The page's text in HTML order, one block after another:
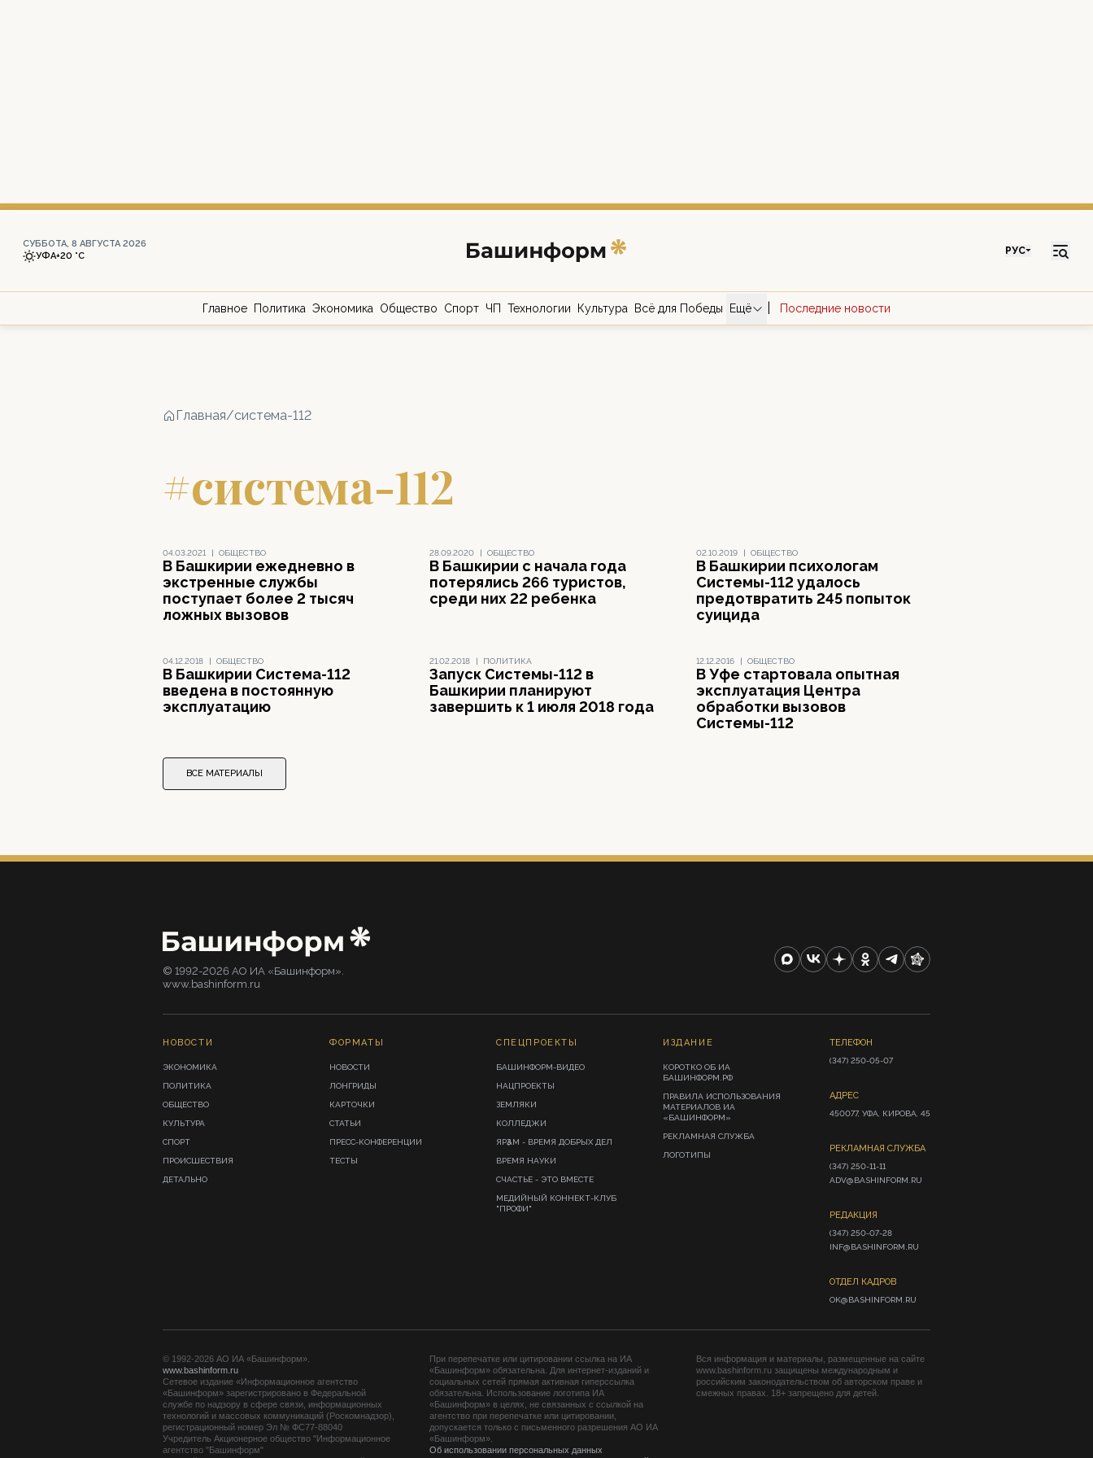
СУББОТА, 8 АВГУСТА 2026
УФА+20 °С РУС
Главное Политика Экономика Общество Спорт ЧП Технологии Культура Всё для Победы Ещё Последние новости
Главная/система-112
#система-112
04.03.2021 | ОБЩЕСТВО
В Башкирии ежедневно в
экстренные службы
поступает более 2 тысяч
ложных вызовов
28.09.2020 | ОБЩЕСТВО
В Башкирии с начала года
потерялись 266 туристов,
среди них 22 ребенка
02.10.2019 | ОБЩЕСТВО
В Башкирии психологам
Системы-112 удалось
предотвратить 245 попыток
суицида
04.12.2018 | ОБЩЕСТВО
В Башкирии Система-112
введена в постоянную
эксплуатацию
21.02.2018 | ПОЛИТИКА
Запуск Системы-112 в
Башкирии планируют
завершить к 1 июля 2018 года
12.12.2016 | ОБЩЕСТВО
В Уфе стартовала опытная
эксплуатация Центра
обработки вызовов
Системы-112
ВСЕ МАТЕРИАЛЫ
© 1992-2026 АО ИА «Башинформ».
www.bashinform.ru
НОВОСТИ
ЭКОНОМИКА
ПОЛИТИКА
ОБЩЕСТВО
КУЛЬТУРА
СПОРТ
ПРОИСШЕСТВИЯ
ДЕТАЛЬНО
ФОРМАТЫ
НОВОСТИ
ЛОНГРИДЫ
КАРТОЧКИ
СТАТЬИ
ПРЕСС-КОНФЕРЕНЦИИ
ТЕСТЫ
СПЕЦПРОЕКТЫ
БАШИНФОРМ-ВИДЕО
НАЦПРОЕКТЫ
ЗЕМЛЯКИ
КОЛЛЕДЖИ
ЯРҘАМ - ВРЕМЯ ДОБРЫХ ДЕЛ
ВРЕМЯ НАУКИ
СЧАСТЬЕ - ЭТО ВМЕСТЕ
МЕДИЙНЫЙ КОННЕКТ-КЛУБ
"ПРОФИ"
ИЗДАНИЕ
КОРОТКО ОБ ИА
БАШИНФОРМ.РФ
ПРАВИЛА ИСПОЛЬЗОВАНИЯ
МАТЕРИАЛОВ ИА
«БАШИНФОРМ»
РЕКЛАМНАЯ СЛУЖБА
ЛОГОТИПЫ
ТЕЛЕФОН
(347) 250-05-07
АДРЕС
450077, УФА, КИРОВА, 45
РЕКЛАМНАЯ СЛУЖБА
(347) 250-11-11
ADV@BASHINFORM.RU
РЕДАКЦИЯ
(347) 250-07-28
INF@BASHINFORM.RU
ОТДЕЛ КАДРОВ
OK@BASHINFORM.RU
© 1992-2026 АО ИА «Башинформ».
www.bashinform.ru
Сетевое издание «Информационное агентство
«Башинформ» зарегистрировано в Федеральной
службе по надзору в сфере связи, информационных
технологий и массовых коммуникаций (Роскомнадзор),
регистрационный номер Эл № ФС77-88040
Учредитель Акционерное общество "Информационное
агентство "Башинформ"
При перепечатке или цитировании ссылка на ИА
«Башинформ» обязательна. Для интернет-изданий и
социальных сетей прямая активная гиперссылка
обязательна. Использование логотипа ИА
«Башинформ» в целях, не связанных с ссылкой на
агентство при перепечатке или цитировании,
допускается только с письменного разрешения АО ИА
«Башинформ».
Об использовании персональных данных
Вся информация и материалы, размещенные на сайте
www.bashinform.ru защищены международным и
российским законодательством об авторском праве и
смежных правах. 18+ запрещено для детей.